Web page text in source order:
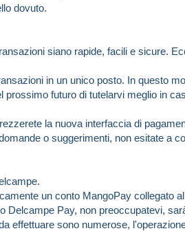
dovuto.
siano rapide, facili e sicure.
in un unico posto. In questo
futuro di tutelarvi meglio in
la nuova interfaccia di
o suggerimenti, non esitate a
un conto MangoPay collegato
Pay, non preoccupatevi,
effettuare sono numerose,